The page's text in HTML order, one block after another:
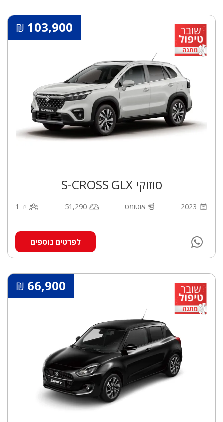
103,900
₪
סוזוקי S-CROSS GLX
2023 אוטומט 51,290 יד 1
לפרטים נוספים
66,900
₪